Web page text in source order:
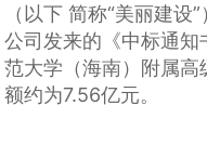
（以下 简称“美丽建
公司发来的《中标通知
范大学（海南）附属高
额约为7.56亿元。